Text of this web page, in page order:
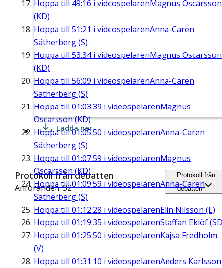
Hoppa till 49:16 i videospelarenMagnus Oscarsson
(KD)
Hoppa till 51:21 i videospelarenAnna-Caren
Sätherberg (S)
Hoppa till 53:34i videospelarenMagnus Oscarsson
(KD)
Hoppa till 56:09 i videospelarenAnna-Caren
Sätherberg (S)
Hoppa till 01:03:39 i videospelarenMagnus
Oscarsson (KD)
Hoppa till01:05:50 i videospelarenAnna-Caren
Sätherberg (S)
Hoppa till 01:07:59 i videospelarenMagnus
Oscarsson (KD)
Hoppa till01:09:59 i videospelarenAnna-Caren
Sätherberg (S)
Hoppa till 01:12:28 i videospelarenElin Nilsson (L)
Hoppa till 01:19:35 i videospelarenStaffan Eklöf
Hoppa till 01:25:50 i videospelarenKajsa Fredholm
(V)
Hoppa till 01:31:10 i videospelarenAnders Karlsson
Ladda ner
Protokoll från debatten
Anföranden: 32
Protokoll från
debatten